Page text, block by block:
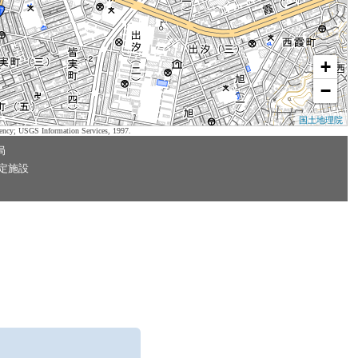
+
−
国土地理院
USGS Information Services, 1997.
施設